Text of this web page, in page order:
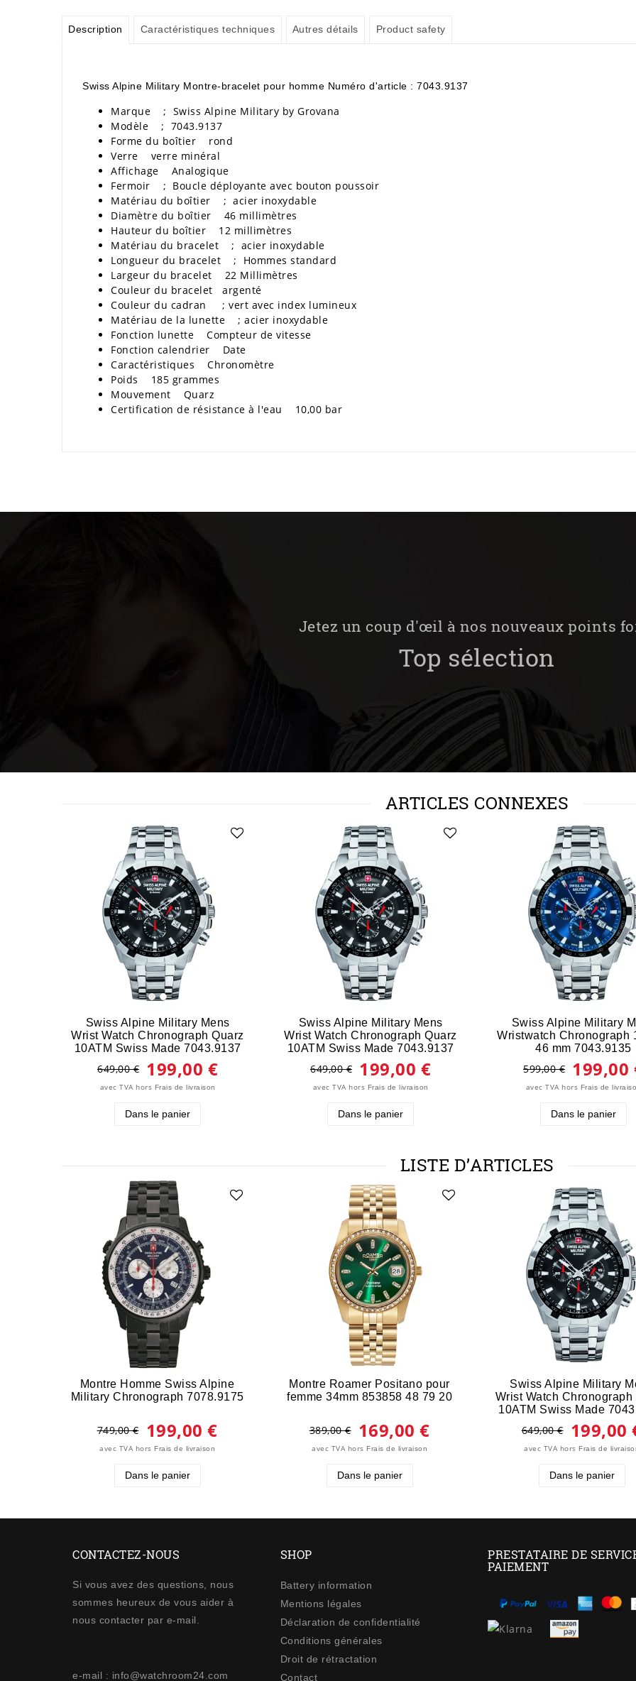
Description Caractéristiques techniques Autres détails Product safety
Swiss Alpine Military Montre-bracelet pour homme Numéro d'article : 7043.9137
Marque ; Swiss Alpine Military by Grovana
Modèle ; 7043.9137
Forme du boîtier rond
Verre verre minéral
Affichage Analogique
Fermoir ; Boucle déployante avec bouton poussoir
Matériau du boîtier ; acier inoxydable
Diamètre du boîtier 46 millimètres
Hauteur du boîtier 12 millimètres
Matériau du bracelet ; acier inoxydable
Longueur du bracelet ; Hommes standard
Largeur du bracelet 22 Millimètres
Couleur du bracelet argenté
Couleur du cadran ; vert avec index lumineux
Matériau de la lunette ; acier inoxydable
Fonction lunette Compteur de vitesse
Fonction calendrier Date
Caractéristiques Chronomètre
Poids 185 grammes
Mouvement Quarz
Certification de résistance à l'eau 10,00 bar
Jetez un coup d'œil à nos nouveaux points
Top sélection
ARTICLES CONNEXES
Swiss Alpine Military Mens
Wrist Watch Chronograph Quarz
10ATM Swiss Made 7043.9137
649,00 € 199,00 €
avec TVA hors Frais de livraison
Dans le panier
Swiss Alpine Military Mens
Wrist Watch Chronograph Quarz
10ATM Swiss Made 7043.9137
649,00 € 199,00 €
avec TVA hors Frais de livraison
Dans le panier
Swiss Alpine Military
Wristwatch Chronograph
46 mm 7043.9135
599,00 € 199,00
avec TVA hors Frais de
Dans le panier
LISTE D’ARTICLES
Montre Homme Swiss Alpine
Military Chronograph 7078.9175
749,00 € 199,00 €
avec TVA horsFrais de livraison
Dans le panier
Montre Roamer Positano pour
femme 34mm 853858 48 79 20
389,00 € 169,00 €
avec TVA horsFrais de livraison
Dans le panier
Swiss Alpine Military
Wrist Watch Chronograph
10ATM Swiss Made
649,00 € 199,00
avec TVA horsFrais de
Dans le panier
CONTACTEZ-NOUS
Si vous avez des questions, nous
sommes heureux de vous aider à
nous contacter par e-mail.
e-mail : info@watchroom24.com
SHOP
Battery information
Mentions légales
Déclaration de confidentialité
Conditions générales
Droit de rétractation
Contact
PRESTATAIRE DE
PAIEMENT